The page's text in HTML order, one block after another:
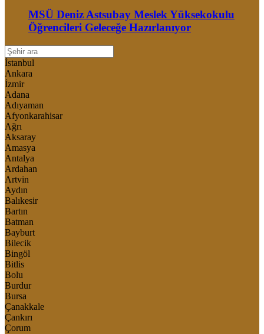
MSÜ Deniz Astsubay Meslek Yüksekokulu
Öğrencileri Geleceğe Hazırlanıyor
İstanbul
Ankara
İzmir
Adana
Adıyaman
Afyonkarahisar
Ağrı
Aksaray
Amasya
Antalya
Ardahan
Artvin
Aydın
Balıkesir
Bartın
Batman
Bayburt
Bilecik
Bingöl
Bitlis
Bolu
Burdur
Bursa
Çanakkale
Çankırı
Çorum